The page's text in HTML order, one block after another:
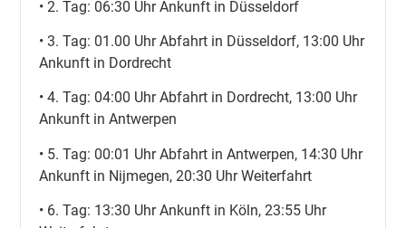
• 2. Tag: 06:30 Uhr Ankunft in Düsseldorf
• 3. Tag: 01.00 Uhr Abfahrt in Düsseldorf, 13:00 Uhr
Ankunft in Dordrecht
• 4. Tag: 04:00 Uhr Abfahrt in Dordrecht, 13:00 Uhr
Ankunft in Antwerpen
• 5. Tag: 00:01 Uhr Abfahrt in Antwerpen, 14:30 Uhr
Ankunft in Nijmegen, 20:30 Uhr Weiterfahrt
• 6. Tag: 13:30 Uhr Ankunft in Köln, 23:55 Uhr